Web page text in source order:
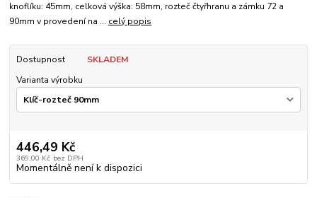
knoflíku: 45mm, celková výška: 58mm, rozteč čtyřhranu a zámku 72 a
90mm v provedení na ... celý popis
Dostupnost
SKLADEM
Varianta výrobku
446,49 Kč
369,00 Kč bez DPH
Momentálně není k dispozici